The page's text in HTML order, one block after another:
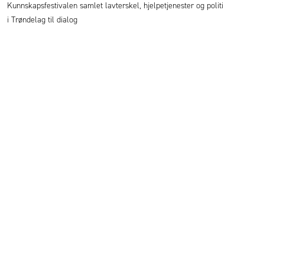
Kunnskapsfestivalen samlet lavterskel, hjelpetjenester og politi
i Trøndelag til dialog